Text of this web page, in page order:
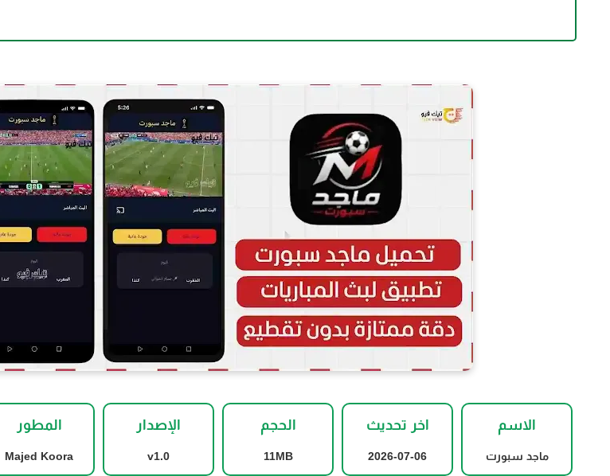
الاسم
ماجد سبورت
اخر تحديث
2026-07-06
الحجم
11MB
الإصدار
v1.0
المطور
Majed Koora